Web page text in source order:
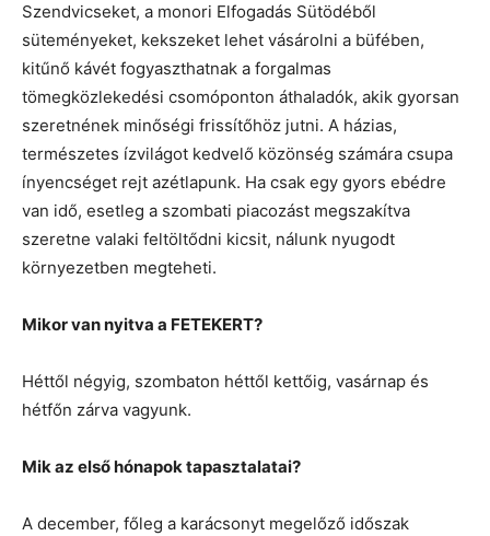
Szendvicseket, a monori Elfogadás Sütödéből
süteményeket, kekszeket lehet vásárolni a büfében,
kitűnő kávét fogyaszthatnak a forgalmas
tömegközlekedési csomóponton áthaladók, akik gyorsan
szeretnének minőségi frissítőhöz jutni. A házias,
természetes ízvilágot kedvelő közönség számára csupa
ínyencséget rejt azétlapunk. Ha csak egy gyors ebédre
van idő, esetleg a szombati piacozást megszakítva
szeretne valaki feltöltődni kicsit, nálunk nyugodt
környezetben megteheti.
Mikor van nyitva a FETEKERT?
Héttől négyig, szombaton héttől kettőig, vasárnap és
hétfőn zárva vagyunk.
Mik az első hónapok tapasztalatai?
A december, főleg a karácsonyt megelőző időszak